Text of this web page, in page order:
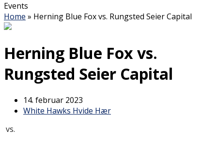
Events
Home » Herning Blue Fox vs. Rungsted Seier Capital
Herning Blue Fox vs.
Rungsted Seier Capital
14. februar 2023
White Hawks Hvide Hær
vs.